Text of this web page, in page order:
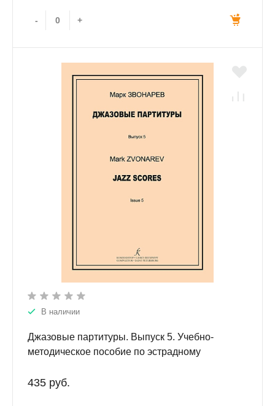
- +
В наличии
Джазовые партитуры. Выпуск 5. Учебно-
методическое пособие по эстрадному
музыкальных школ, детских школ искусств и
435 руб.